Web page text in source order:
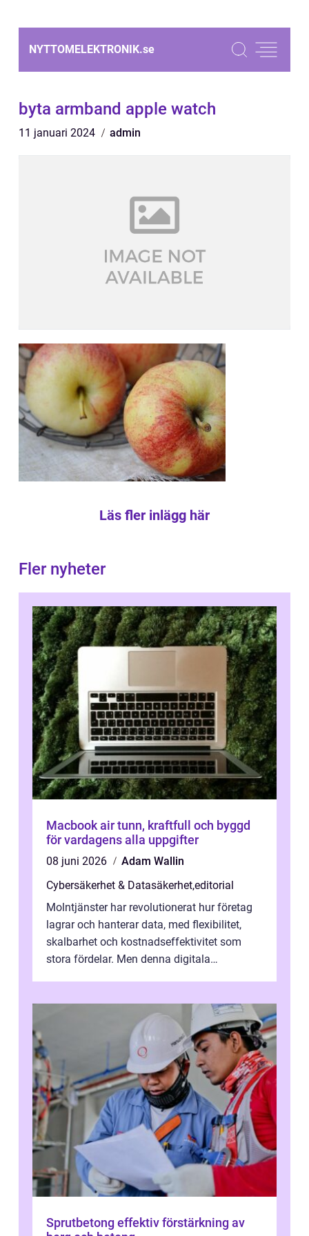
NYTTOMELEKTRONIK.se
byta armband apple watch
11 januari 2024 admin
Läs fler inlägg här
Fler nyheter
Macbook air tunn, kraftfull och byggd
för vardagens alla uppgifter
08 juni 2026
Adam Wallin
Cybersäkerhet & Datasäkerhet,editorial
Molntjänster har revolutionerat hur företag
lagrar och hanterar data, med flexibilitet,
skalbarhet och kostnadseffektivitet som
stora fördelar. Men denna digitala
Sprutbetong effektiv förstärkning av